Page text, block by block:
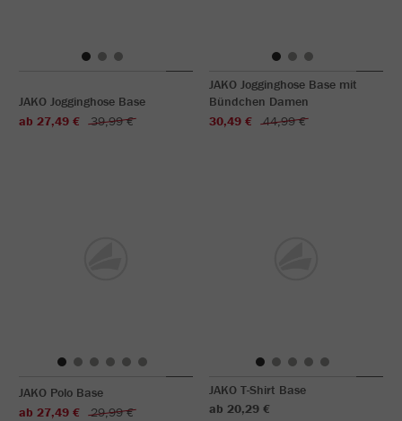
JAKO Jogginghose Base
ab 27,49 €
39,99 €
JAKO Jogginghose Base mit
Bündchen Damen
30,49 €
44,99 €
JAKO Polo Base
ab 27,49 €
29,99 €
JAKO T-Shirt Base
ab 20,29 €